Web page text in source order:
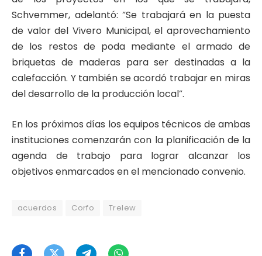
Schvemmer, adelantó: “Se trabajará en la puesta
de valor del Vivero Municipal, el aprovechamiento
de los restos de poda mediante el armado de
briquetas de maderas para ser destinadas a la
calefacción. Y también se acordó trabajar en miras
del desarrollo de la producción local”.
En los próximos días los equipos técnicos de ambas
instituciones comenzarán con la planificación de la
agenda de trabajo para lograr alcanzar los
objetivos enmarcados en el mencionado convenio.
acuerdos Corfo Trelew